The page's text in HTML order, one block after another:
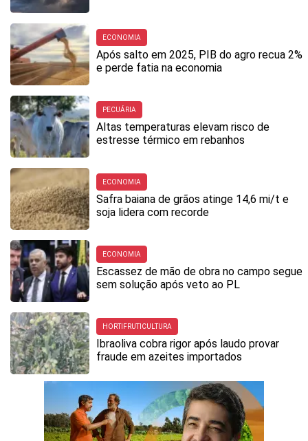
ECONOMIA
Após salto em 2025, PIB do agro recua 2%
e perde fatia na economia
PECUÁRIA
Altas temperaturas elevam risco de
estresse térmico em rebanhos
ECONOMIA
Safra baiana de grãos atinge 14,6 mi/t e
soja lidera com recorde
ECONOMIA
Escassez de mão de obra no campo segue
sem solução após veto ao PL
HORTIFRUTICULTURA
Ibraoliva cobra rigor após laudo provar
fraude em azeites importados